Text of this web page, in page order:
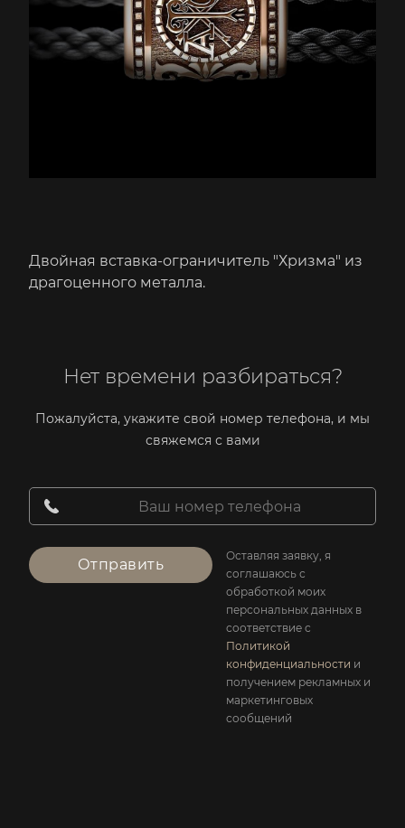
Двойная вставка-ограничитель "Хризма" из
драгоценного металла.
Нет времени разбираться?
Пожалуйста, укажите свой номер телефона, и мы
свяжемся с вами
Отправить
Оставляя заявку, я
соглашаюсь с
обработкой моих
персональных данных в
соответствие с
Политикой
конфиденциальности и
получением рекламных и
маркетинговых
сообщений